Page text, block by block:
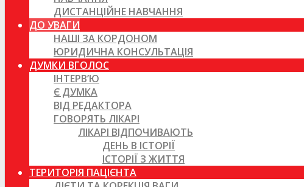
ДИСТАНЦІЙНЕ НАВЧАННЯ
ДО УВАГИ
НАШІ ЗА КОРДОНОМ
ЮРИДИЧНА КОНСУЛЬТАЦІЯ
ДУМКИ ВГОЛОС
ІНТЕРВ’Ю
Є ДУМКА
ВІД РЕДАКТОРА
ГОВОРЯТЬ ЛІКАРІ
ЛІКАРІ ВІДПОЧИВАЮТЬ
ДЕНЬ В ІСТОРІЇ
ІСТОРІЇ З ЖИТТЯ
ТЕРИТОРІЯ ПАЦІЄНТА